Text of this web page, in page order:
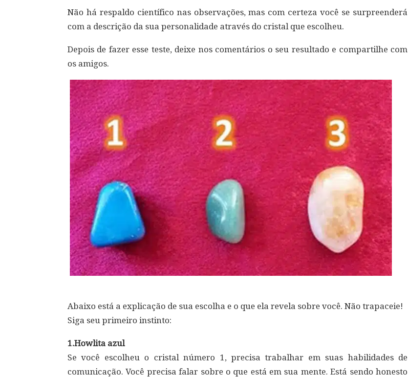
Não há respaldo científico nas observações, mas com certeza você se surpreenderá
com a descrição da sua personalidade através do cristal que escolheu.
Depois de fazer esse teste, deixe nos comentários o seu resultado e compartilhe com
os amigos.
Abaixo está a explicação de sua escolha e o que ela revela sobre você. Não trapaceie!
Siga seu primeiro instinto:
1.Howlita azul
Se você escolheu o cristal número 1, precisa trabalhar em suas habilidades de
comunicação. Você precisa falar sobre o que está em sua mente. Está sendo honesto